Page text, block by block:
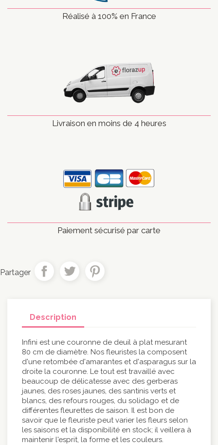
Réalisé à 100% en France
Livraison en moins de 4 heures
Paiement sécurisé par carte
Partager
Description
Infini est une couronne de deuil à plat mesurant
80 cm de diamètre. Nos fleuristes la composent
d'une retombée d'amarantes et d'asparagus sur la
droite la couronne. Le tout est travaillé avec
beaucoup de délicatesse avec des gerberas
jaunes, des roses jaunes, des santinis verts et
blancs, des refours rouges, du solidago et de
différentes fleurettes de saison. Il est bon de
savoir que le fleuriste peut varier les fleurs selon
les saisons et la disponibilité en stock; il veillera à
maintenir l'esprit, la forme et les couleurs.